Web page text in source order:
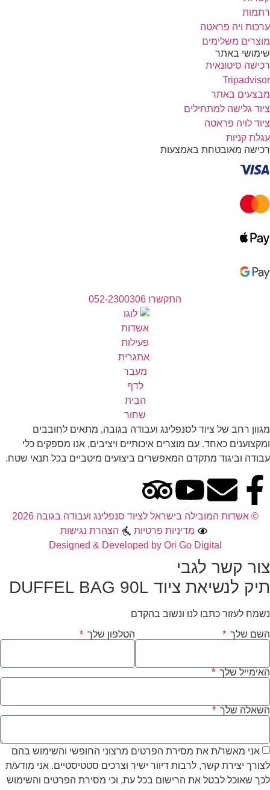
רתמות
ערכות ויה פראטה
מוצרים משלימים
שימושי באתר
רכישה סיטונאית
Tripadvisor
מבצעים באתר
ציוד גלישה למתחילים
ציוד לויה פראטה
עגלת קניות
רכישה מאובטחת באמצעות
התקשרו 052-2300306
מגוון רחב של ציוד לסנפלינג ועבודה בגובה, מתאים לחובבים
ומקצוענים כאחד. עם מוצרים איכותיים ויציבים, אנו מספקים כלי
עבודה וביגוד מתקדם המאפשרים ביצועים מיטביים בכל תנאי שטח.
© אשדות המובילה בישראל לציוד סנפלינג ועבודה בגובה 2026
מדיניות פרטיות
הצהרת נגישות
Designed & Developed by Ori Go Digital
צור קשר לגבי
תיק לנשיאת ציוד DUFFEL BAG 90L
נשמח לעזור כתבו לנו ונשוב בהקדם
השם שלך הטלפון שלך
האימייל שלך
השאלה שלך
אני מאשר/ת את מסירת הפרטים מרצוני החופשי והשימוש בהם
לצורך יצירת קשר, לרבות דיוור ישיר וצרכים סטטיסטיים. אני מודע/ת
לכך שאוכל לבטל את הרישום בכל עת, וכי מסירת הפרטים והשימוש